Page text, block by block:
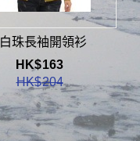
白珠長袖開領衫
HK$163
HK$204